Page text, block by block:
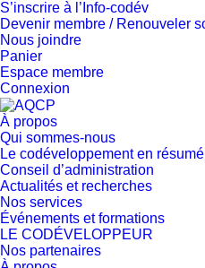
S’inscrire à l’Info-codév
Devenir membre / Renouveler
Nous joindre
Panier
Espace membre
Connexion
À propos
Qui sommes-nous
Le codéveloppement en
Conseil d’administration
Actualités et recherches
Nos services
Événements et formations
LE CODÉVELOPPEUR
Nos partenaires